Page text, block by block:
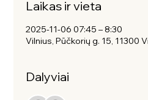
Laikas ir vieta
2025-11-06 07:45 – 8:30
Vilnius, Pūčkorių g. 15, 11300
Dalyviai